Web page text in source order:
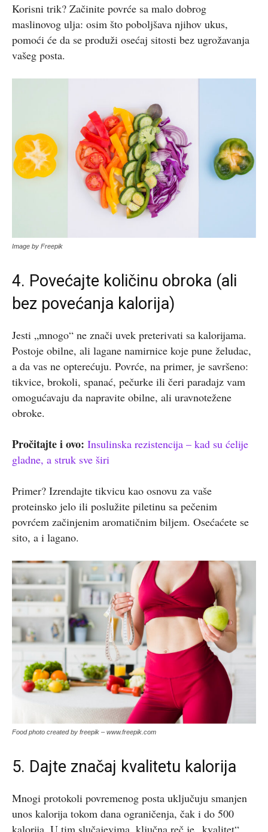
Korisni trik? Začinite povrće sa malo dobrog
maslinovog ulja: osim što poboljšava njihov ukus,
pomoći će da se produži osećaj sitosti bez ugrožavanja
vašeg posta.
Image by Freepik
4. Povećajte količinu obroka (ali
bez povećanja kalorija)
Jesti „mnogo“ ne znači uvek preterivati sa kalorijama.
Postoje obilne, ali lagane namirnice koje pune želudac,
a da vas ne opterećuju. Povrće, na primer, je savršeno:
tikvice, brokoli, spanać, pečurke ili čeri paradajz vam
omogućavaju da napravite obilne, ali uravnotežene
obroke.
Pročitajte i ovo: Insulinska rezistencija – kad su ćelije
gladne, a struk sve širi
Primer? Izrendajte tikvicu kao osnovu za vaše
proteinsko jelo ili poslužite piletinu sa pečenim
povrćem začinjenim aromatičnim biljem. Osećaćete se
sito, a i lagano.
Food photo created by freepik – www.freepik.com
5. Dajte značaj kvalitetu kalorija
Mnogi protokoli povremenog posta uključuju smanjen
unos kalorija tokom dana ograničenja, čak i do 500
kalorija. U tim slučajevima, ključna reč je „kvalitet“.